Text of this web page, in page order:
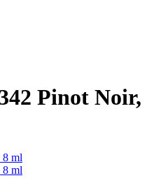
Pinot Noir,